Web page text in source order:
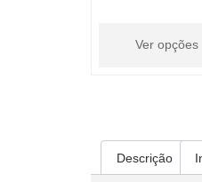
Ver opções
Descrição